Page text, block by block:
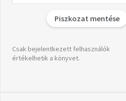
Piszkozat mentése
Csak bejelentkezett felhasználók
értékelhetik a könyvet.